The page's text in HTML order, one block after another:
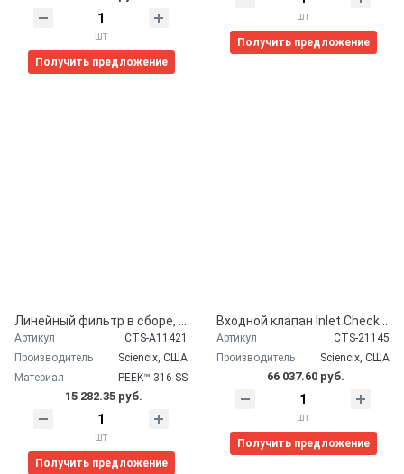
шт
Получить предложение
шт
Получить предложение
Артикул
CTS-A11421
Производитель
Sciencix, США
Материал
PEEK™ 316 SS
15 282.35 руб.
шт
Получить предложение
Артикул
CTS-21145
Производитель
Sciencix, США
66 037.60 руб.
шт
Получить предложение